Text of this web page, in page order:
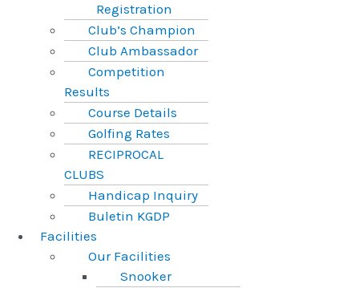
Registration
Club’s Champion
Club Ambassador
Competition
Results
Course Details
Golfing Rates
RECIPROCAL
CLUBS
Handicap Inquiry
Buletin KGDP
Facilities
Our Facilities
Snooker